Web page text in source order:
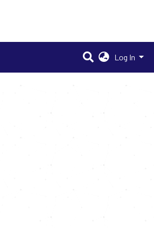
Log In